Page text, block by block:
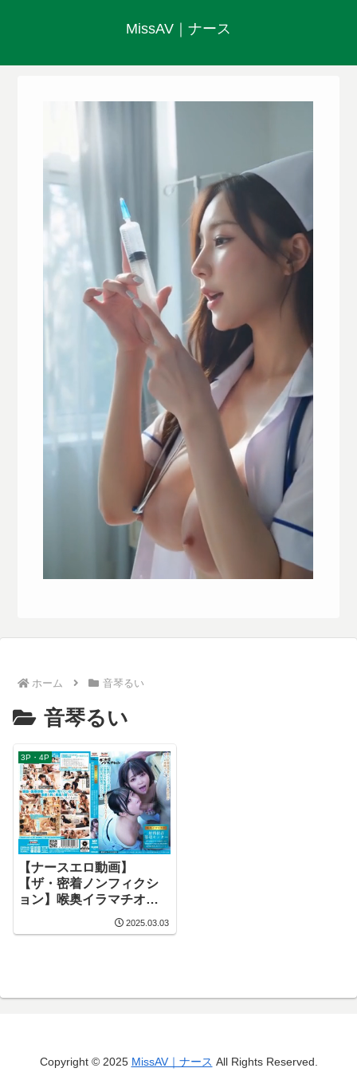
MissAV｜ナース
ホーム 音琴るい
音琴るい
3P・4P
【ナースエロ動画】
【ザ・密着ノンフィクシ
ョン】喉奥イラマチオ射
精依存管理センター 過度
な性欲やイラマ症候群に
2025.03.03
Copyright © 2025 MissAV｜ナース All Rights Reserved.